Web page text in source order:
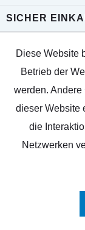
SICHER
Diese Website
Betrieb der
werden.
dieser Website
die
Netzwerken